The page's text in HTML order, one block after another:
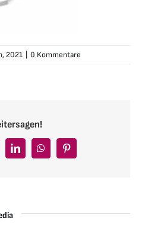
2021 0 Kommentare
LinkedInWhatsAppPinterest